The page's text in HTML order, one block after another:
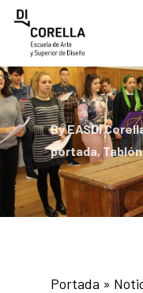
Skip
content
ByEASDi
portada,
Portada »